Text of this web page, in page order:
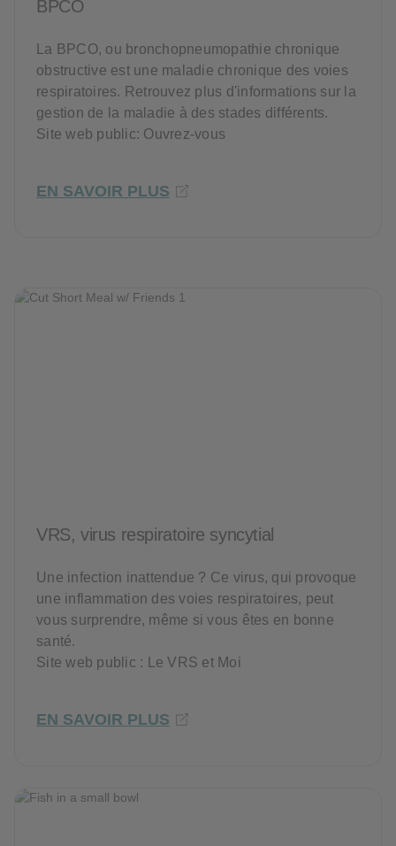
BPCO
La BPCO, ou bronchopneumopathie chronique
obstructive est une maladie chronique des voies
respiratoires. Retrouvez plus d'informations sur la
gestion de la maladie à des stades différents.
Site web public: Ouvrez-vous
EN SAVOIR PLUS
VRS, virus respiratoire syncytial
Une infection inattendue ? Ce virus, qui provoque
une inflammation des voies respiratoires, peut
vous surprendre, même si vous êtes en bonne
santé.
Site web public : Le VRS et Moi
EN SAVOIR PLUS